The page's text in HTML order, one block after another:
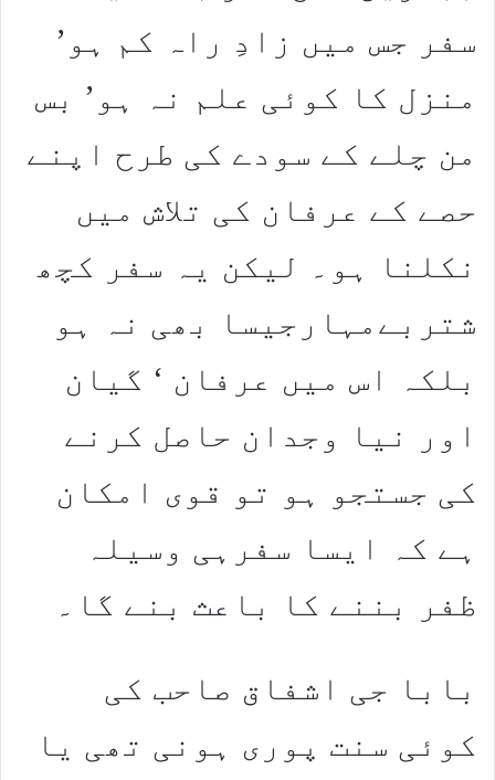
سفر جس میں زادِ راہ کم ہو’
منزل کا کوئی علم نہ ہو’ بس
من چلے کے سودے کی طرح اپنے
حصے کے عرفان کی تلاش میں
نکلنا ہو۔ لیکن یہ سفر کچھ
شتربےمہارجیسا بھی نہ ہو
بلکہ اس میں عرفان ‘ گیان
اور نیا وجدان حاصل کرنے
کی جستجو ہو تو قوی امکان
ہے کہ ایسا سفرہی وسیلہ
ظفر بننے کا باعث بنے گا۔
بابا جی اشفاق صاحب کی
کوئی سنت پوری ہونی تھی یا